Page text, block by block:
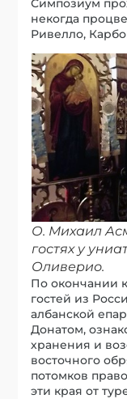
Симпозиум
некогда
Ривелло,
О. Михаил
гостях у
Оливерио.
По окончании
гостей из
албанской
Донатом,
хранения и
восточного
потомков
эти края от